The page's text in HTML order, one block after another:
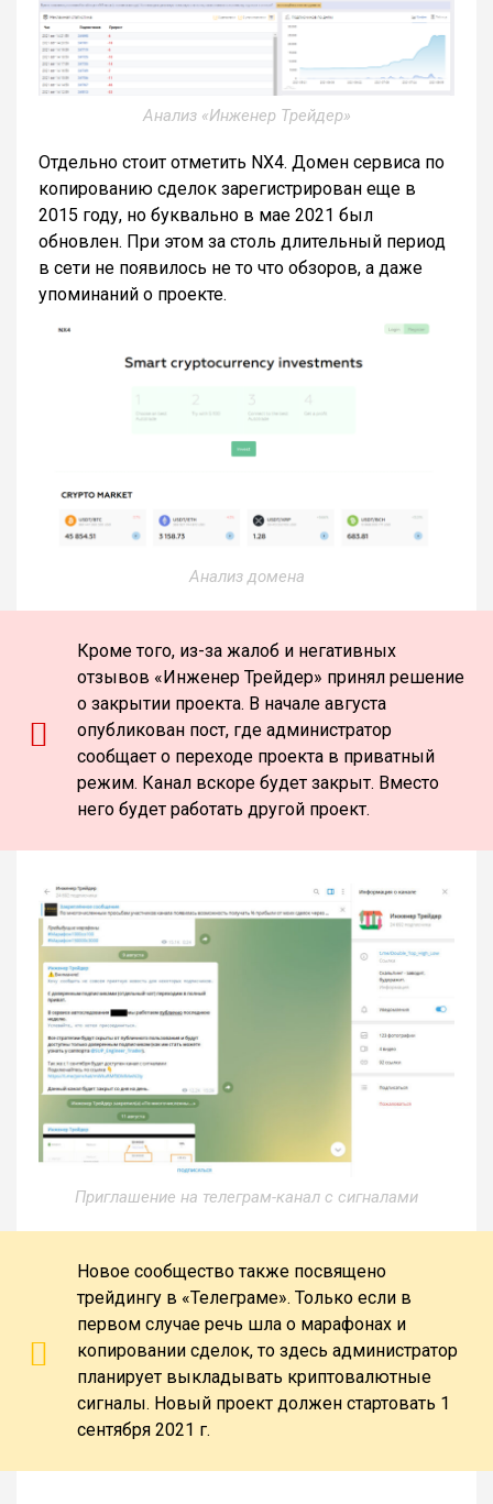
Анализ «Инженер Трейдер»
Отдельно стоит отметить NX4. Домен сервиса по
копированию сделок зарегистрирован еще в
2015 году, но буквально в мае 2021 был
обновлен. При этом за столь длительный период
в сети не появилось не то что обзоров, а даже
упоминаний о проекте.
Анализ домена
Кроме того, из-за жалоб и негативных
отзывов «Инженер Трейдер» принял решение
о закрытии проекта. В начале августа
опубликован пост, где администратор
сообщает о переходе проекта в приватный
режим. Канал вскоре будет закрыт. Вместо
него будет работать другой проект.
Приглашение на телеграм-канал с сигналами
Новое сообщество также посвящено
трейдингу в «Телеграме». Только если в
первом случае речь шла о марафонах и
копировании сделок, то здесь администратор
планирует выкладывать криптовалютные
сигналы. Новый проект должен стартовать 1
сентября 2021 г.